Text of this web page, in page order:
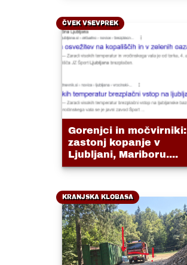
ČVEK VSEVPREK
Gorenjci in močvirniki:
zastonj kopanje v
Ljubljani, Mariboru....
KRANJSKA KLOBASA